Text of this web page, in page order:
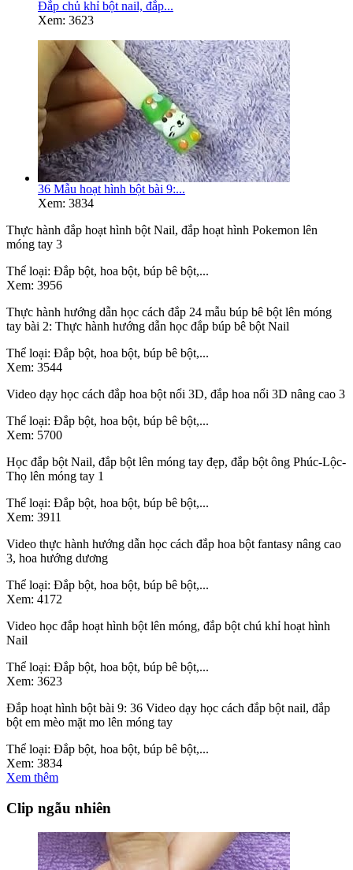
Đắp chủ khỉ bột nail, đắp...
Xem: 3623
36 Mẫu hoạt hình bột bài 9:...
Xem: 3834
Thực hành đắp hoạt hình bột Nail, đắp hoạt hình Pokemon lên
móng tay 3
Thể loại: Đắp bột, hoa bột, búp bê bột,...
Xem: 3956
Thực hành hướng dẫn học cách đắp 24 mẫu búp bê bột lên móng
tay bài 2: Thực hành hướng dẫn học đắp búp bê bột Nail
Thể loại: Đắp bột, hoa bột, búp bê bột,...
Xem: 3544
Video dạy học cách đắp hoa bột nổi 3D, đắp hoa nổi 3D nâng cao 3
Thể loại: Đắp bột, hoa bột, búp bê bột,...
Xem: 5700
Học đắp bột Nail, đắp bột lên móng tay đẹp, đắp bột ông Phúc-Lộc-
Thọ lên móng tay 1
Thể loại: Đắp bột, hoa bột, búp bê bột,...
Xem: 3911
Video thực hành hướng dẫn học cách đắp hoa bột fantasy nâng cao
3, hoa hướng dương
Thể loại: Đắp bột, hoa bột, búp bê bột,...
Xem: 4172
Video học đắp hoạt hình bột lên móng, đắp bột chú khỉ hoạt hình
Nail
Thể loại: Đắp bột, hoa bột, búp bê bột,...
Xem: 3623
Đắp hoạt hình bột bài 9: 36 Video dạy học cách đắp bột nail, đắp
bột em mèo mặt mo lên móng tay
Thể loại: Đắp bột, hoa bột, búp bê bột,...
Xem: 3834
Xem thêm
Clip ngẫu nhiên